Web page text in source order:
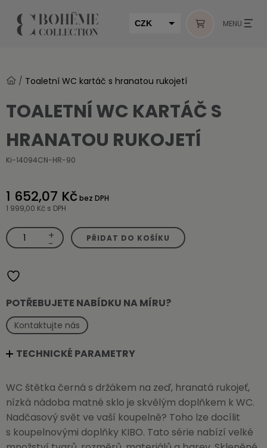
CZK MENU
/ Toaletní WC kartáč s hranatou rukojetí
TOALETNÍ WC KARTÁČ S
HRANATOU RUKOJETÍ
Ki-14094CN-HR-90
1 652,07 Kč bez DPH
1 999,00 Kč s DPH
Toaletní
WC
kartáč
rukojetí
množství
+
- PŘIDAT DO KOŠÍKU
POTŘEBUJETE NABÍDKU NA MÍRU?
Kontaktujte nás
TECHNICKÉ PARAMETRY
WC štětka černá s držákem na zeď, hranatá rukojeť,
nízká nádoba matné sklo je skvělým doplňkem k WC.
Nadčasový svět ve vaší koupelně? Toho lze docílit
s koupelnovými doplňky KIBO. Tato série nabízí velké